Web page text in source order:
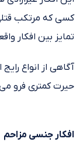
کسی که مرتکب
تمایز بین افکار
آگاهی از انواع
حیرت کمتری فرو
افکار جنسی مزاحم